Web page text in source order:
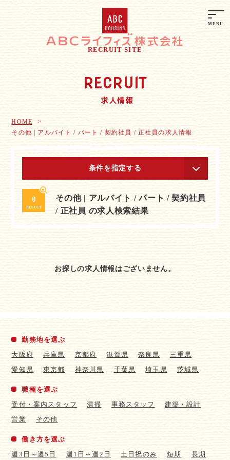
RECRUIT SITE
RECRUIT
求人情報
HOME
その他 | アルバイト / パート / 契約社員 / 正社員の求人情報
条件を指定する
0
RESULT
その他 | アルバイト / パート / 契約社員
/ 正社員 の求人検索結果
お探しの求人情報はございません。
勤務地を選ぶ
大阪府
兵庫県 京都府 滋賀県 奈良県
三重県
愛知県
東京都 神奈川県 千葉県 埼玉県 茨城県
職種を選ぶ
受付・案内スタッフ
清掃 事務スタッフ
建築・設計
営業
その他
働き方を選ぶ
週3日～週5日
週1日～週2日 土日祝のみ 短期 長期